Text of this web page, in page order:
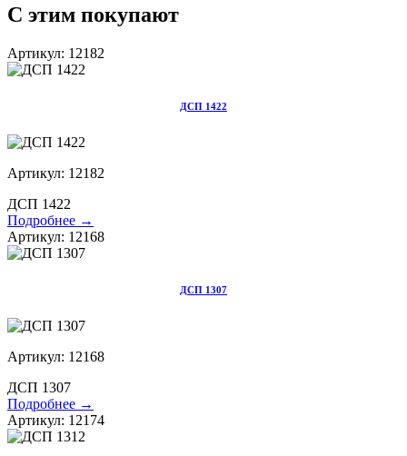
С этим покупают
Артикул: 12182
ДСП 1422
Артикул: 12182
ДСП 1422
Подробнее →
Артикул: 12168
ДСП 1307
Артикул: 12168
ДСП 1307
Подробнее →
Артикул: 12174